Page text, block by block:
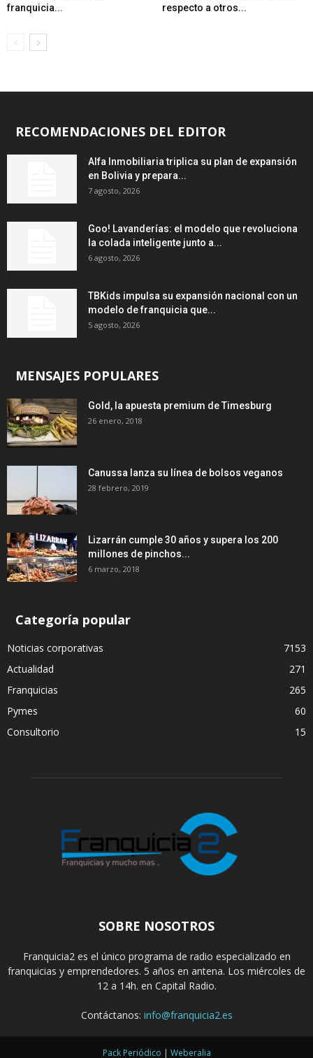
franquicia...
respecto a otros...
RECOMENDACIONES DEL EDITOR
Alfa Inmobiliaria triplica su plan de expansión
en Bolivia y prepara...
7 agosto, 2026
Goo! Lavanderías: el modelo que revoluciona
la colada inteligente junto a...
6 agosto, 2026
TBKids impulsa su expansión nacional con un
modelo de franquicia que...
5 agosto, 2026
MENSAJES POPULARES
Gold, la apuesta premium de Timesburg
26 enero, 2018
Canussa lanza su línea de bolsos veganos
28 febrero, 2019
Lizarrán cumple 30 años y supera los 200
millones de pinchos...
6 marzo, 2018
Categoría popular
Noticias corporativas
7153
Actualidad
271
Franquicias
265
Pymes
60
Consultorio
15
SOBRE NOSOTROS
Franquicia2 es el único programa de radio especializado en
franquicias y emprendedores. 5 años en antena. Los miércoles de
12 a 14h. en Capital Radio.
Contáctanos: info@franquicia2.es
Pack Periódico | Weberalia